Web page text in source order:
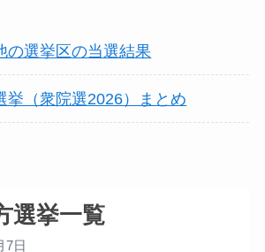
の選挙区の当選結果
挙（衆院選2026）まとめ
選挙一覧
7日